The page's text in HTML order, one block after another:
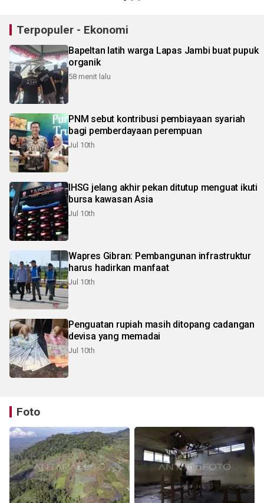
Terpopuler - Ekonomi
Bapeltan latih warga Lapas Jambi buat pupuk
organik
58 menit lalu
PNM sebut kontribusi pembiayaan syariah
bagi pemberdayaan perempuan
Jul 10th
IHSG jelang akhir pekan ditutup menguat ikuti
bursa kawasan Asia
Jul 10th
Wapres Gibran: Pembangunan infrastruktur
harus hadirkan manfaat
Jul 10th
Penguatan rupiah masih ditopang cadangan
devisa yang memadai
Jul 10th
Foto